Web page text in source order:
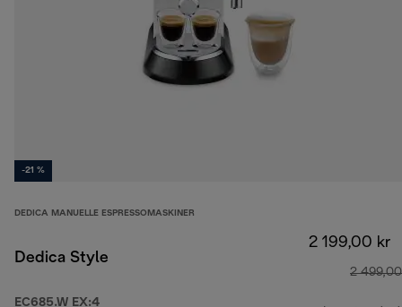
-21 %
DEDICA MANUELLE ESPRESSOMASKINER
Dedica Style
EC685.W EX:4
2 199,00 kr
2